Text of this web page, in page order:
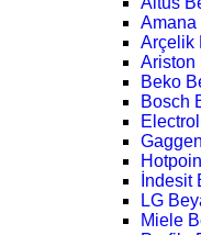
Amana
Arçelik
Ariston
Beko
Bosch
İndesit
LG
Miele